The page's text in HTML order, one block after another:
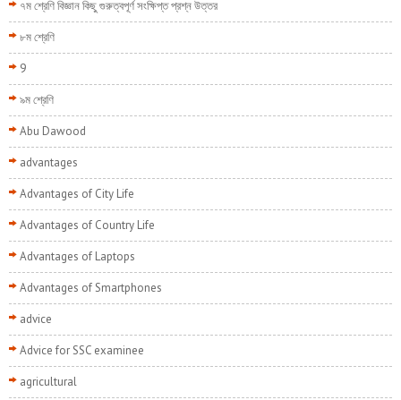
৭ম শ্রেণি বিজ্ঞান কিছু গুরুত্বপূর্ণ সংক্ষিপ্ত প্রশ্ন উত্তর
৮ম শ্রেণি
9
৯ম শ্রেণি
Abu Dawood
advantages
Advantages of City Life
Advantages of Country Life
Advantages of Laptops
Advantages of Smartphones
advice
Advice for SSC examinee
agricultural